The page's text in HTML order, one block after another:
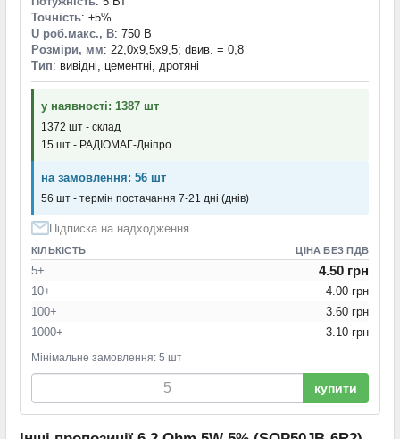
Точність: ±5%
U роб.макс., В: 750 В
Розміри, мм: 22,0x9,5x9,5; dвив. = 0,8
Тип: вивідні, цементні, дротяні
у наявності: 1387 шт
1372 шт - склад
15 шт - РАДІОМАГ-Дніпро
на замовлення: 56 шт
56 шт - термін постачання 7-21 дні (днів)
Підписка на надходження
КІЛЬКІСТЬ ЦІНА БЕЗ ПДВ
5+ 4.50 грн
10+
4.00 грн
100+
3.60 грн
1000+
3.10 грн
Мінімальне замовлення: 5 шт
купити